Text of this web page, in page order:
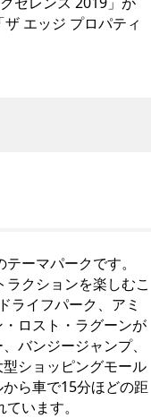
エッジ プロパティ
ーマパークです。
クションを楽しむこ
ライフパーク、アミ
ロスト・ラグーンが
バンジージャンプ、
ショッピングモール
ら車で15分ほどの距
います。